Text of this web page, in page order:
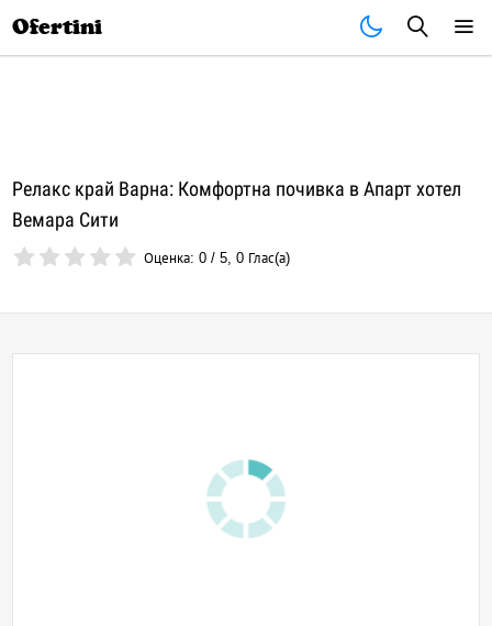
Ofertini
Релакс край Варна: Комфортна почивка в Апарт хотел
Вемара Сити
Оценка:0 /5,0 Глас(а)